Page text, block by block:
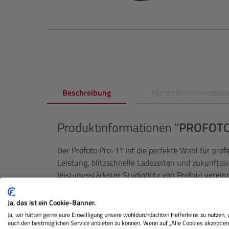
Beschreibung
Produktinformationen "
Der Profoto Pro-11 ist die perfekte Wahl für
Leistung, blitzschnelle Ladezeiten und
leistungsstärkster Studioblitz von Profoto
absolute Zuverlässigkeit und innovative AirX-
Mit einer ultrakurzen Blitzdauer von bis zu 1/
ermöglicht der Pro-11 gestochen scharfe
Ja, das ist ein Cookie-Banner.
Ja, wir hätten gerne eure Einwilligung unsere wohldurchdachten Helferleins zu nutzen,
euch den bestmöglichen Service anbieten zu können. Wenn auf „Alle Cookies